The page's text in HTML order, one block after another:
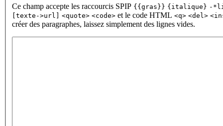
Ce champ accepte les raccourcis SPIP {{gras}} {italique} -
[texte->url]
<quote> <code> et le code HTML <q> <del>
créer des paragraphes, laissez simplement des lignes vides.